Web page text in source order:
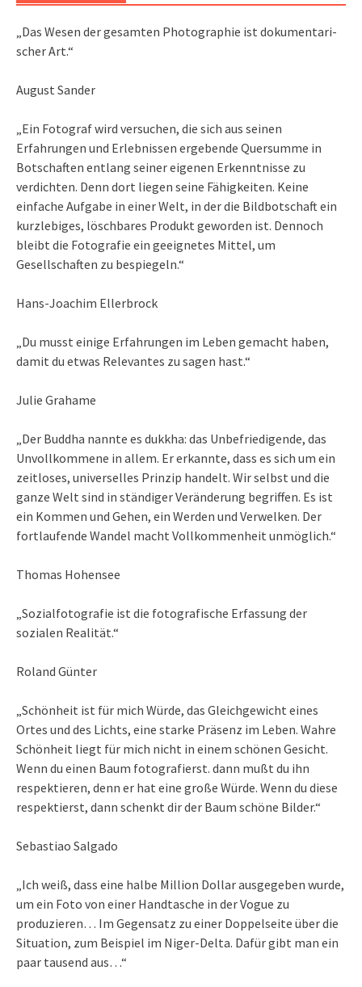
„Das We­sen der ge­sam­ten Pho­to­gra­phie ist do­ku­men­ta­ri­
scher Art.“
August Sander
„Ein Fotograf wird versuchen, die sich aus seinen
Erfahrungen und Erlebnissen ergebende Quersumme in
Botschaften entlang seiner eigenen Erkenntnisse zu
verdichten. Denn dort liegen seine Fähigkeiten. Keine
einfache Aufgabe in einer Welt, in der die Bildbotschaft ein
kurzlebiges, löschbares Produkt geworden ist. Dennoch
bleibt die Fotografie ein geeignetes Mittel, um
Gesellschaften zu bespiegeln.“
Hans-Joachim Ellerbrock
„Du musst einige Erfahrungen im Leben gemacht haben,
damit du etwas Relevantes zu sagen hast.“
Julie Grahame
„Der Buddha nannte es dukkha: das Unbefriedigende, das
Unvollkommene in allem. Er erkannte, dass es sich um ein
zeitloses, universelles Prinzip handelt. Wir selbst und die
ganze Welt sind in ständiger Veränderung begriffen. Es ist
ein Kommen und Gehen, ein Werden und Verwelken. Der
fortlaufende Wandel macht Vollkommenheit unmöglich.“
Thomas Hohensee
„Sozialfotografie ist die fotografische Erfassung der
sozialen Realität.“
Roland Günter
„Schönheit ist für mich Würde, das Gleichgewicht eines
Ortes und des Lichts, eine starke Präsenz im Leben. Wahre
Schönheit liegt für mich nicht in einem schönen Gesicht.
Wenn du einen Baum fotografierst. dann mußt du ihn
respektieren, denn er hat eine große Würde. Wenn du diese
respektierst, dann schenkt dir der Baum schöne Bilder.“
Sebastiao Salgado
„Ich weiß, dass eine halbe Million Dollar ausgegeben wurde,
um ein Foto von einer Handtasche in der Vogue zu
produzieren… Im Gegensatz zu einer Doppelseite über die
Situation, zum Beispiel im Niger-Delta. Dafür gibt man ein
paar tausend aus…“